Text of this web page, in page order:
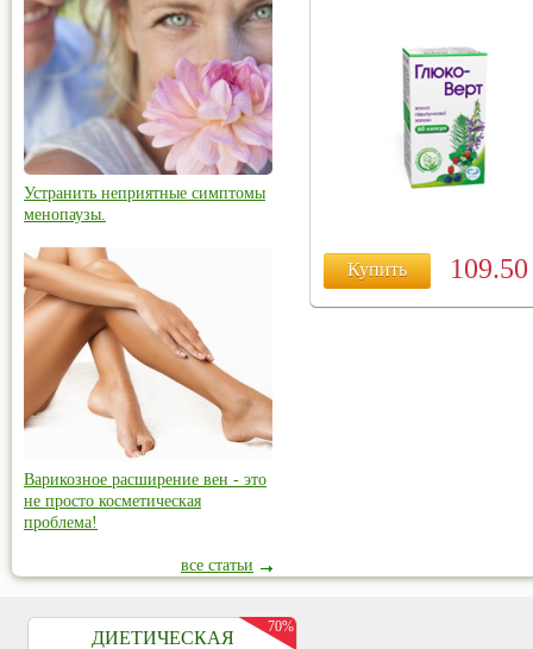
Купить
Устранить неприятные симптомы
менопаузы.
Варикозное расширение вен - это
не просто косметическая
проблема!
все статьи
ДИЕТИЧЕСКАЯ
70%